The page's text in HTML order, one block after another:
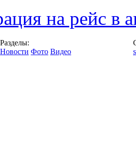
на рейс в
Разделы:
Новости Фото Видео